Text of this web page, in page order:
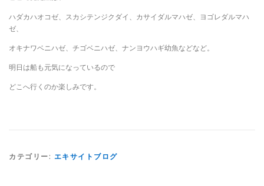
ハダカハオコゼ、スカシテンジクダイ、カサイダルマハゼ、ヨゴレダルマハ
ゼ、
オキナワベニハゼ、チゴベニハゼ、ナンヨウハギ幼魚などなど。
明日は船も元気になっているので
どこへ行くのか楽しみです。
カテゴリー: エキサイトブログ